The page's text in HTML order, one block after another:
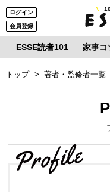
ログイン
会員登録
ESSE読者101 家事コ
トップ 著者・監修者一覧